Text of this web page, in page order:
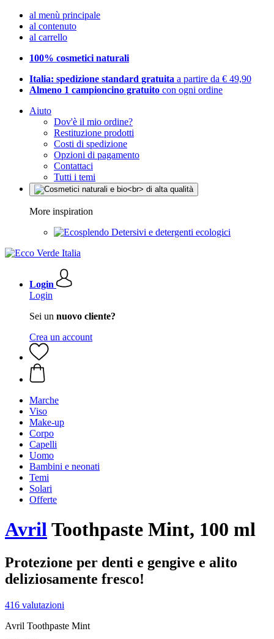
al menù principale
al contenuto
al carrello
100% cosmetici naturali
Italia: spedizione standard gratuita a partire da € 49,90
Almeno 1 campioncino gratuito con ogni ordine
Aiuto
Dov'è il mio ordine?
Restituzione prodotti
Costi di spedizione
Opzioni di pagamento
Contattaci
Tutti i temi
More inspiration
Detersivi e detergenti ecologici
Login
Login
Sei un nuovo cliente?
Crea un account
Marche
Viso
Make-up
Corpo
Capelli
Uomo
Bambini e neonati
Temi
Solari
Offerte
AvrilToothpaste Mint, 100 ml
Protezione per denti e gengive e alito
deliziosamente fresco!
416 valutazioni
Avril Toothpaste Mint